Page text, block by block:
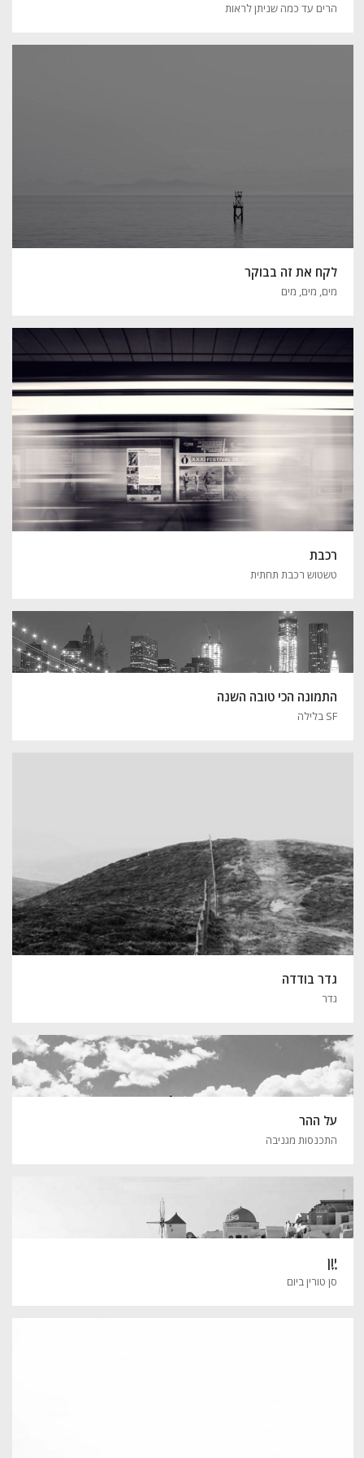
הרים עד כמה שניתן לראות
לקח את זה בבוקר
מים, מים, מים
רכבת
טשטוש רכבת תחתית
התמונה הכי טובה השנה
SF בלילה
גדר בודדה
גדר
על ההר
התכנסות מגניבה
יָוָן
סן טורין ביום